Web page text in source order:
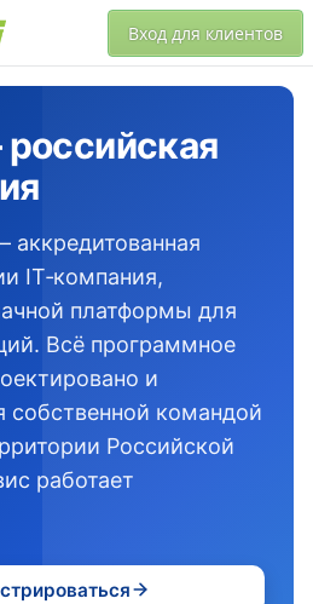
Вход для клиентов
IT‑компания,
платформы для
Всё программное
и
собственной командой
Российской
работает